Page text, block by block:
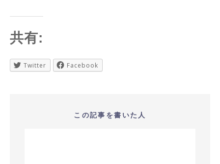
共有:
Twitter Facebook
この記事を書いた人